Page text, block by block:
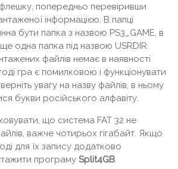
попередньо перевіривши
інформацією. В папці
бути папка з назвою PS3_GAME, в
одна папка під назвою USRDIR.
файлів немає в наявності
гра є помилковою і функціонувати
увагу на назву файлів, в ньому
букви російського алфавіту.
що система FAT 32 не
важче чотирьох гігабайт. Якщо
для їх запису додатково
програму Split4GB.